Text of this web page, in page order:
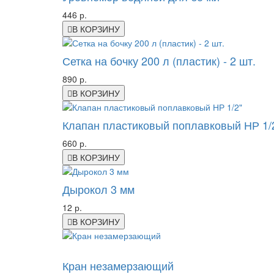
446 р.
В КОРЗИНУ
Сетка на бочку 200 л (пластик) - 2 шт.
890 р.
В КОРЗИНУ
Клапан пластиковый поплавковый НР 1/
660 р.
В КОРЗИНУ
Дырокол 3 мм
12 р.
В КОРЗИНУ
Кран незамерзающий